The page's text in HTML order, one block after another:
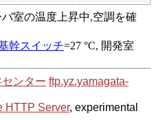
ンター ftp.yz.yamagata-
HTTP Server, experimental